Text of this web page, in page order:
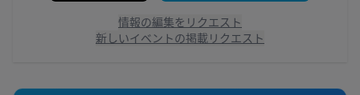
情報の編集をリクエスト
新しいイベントの掲載リクエスト